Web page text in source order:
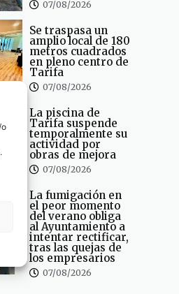
07/08/2026
Se traspasa un
amplio local de 180
metros cuadrados
en pleno centro de
Tarifa
07/08/2026
La piscina de
Tarifa suspende
temporalmente su
actividad por
obras de mejora
07/08/2026
La fumigación en
el peor momento
del verano obliga
al Ayuntamiento a
intentar rectificar,
tras las quejas de
los empresarios
07/08/2026